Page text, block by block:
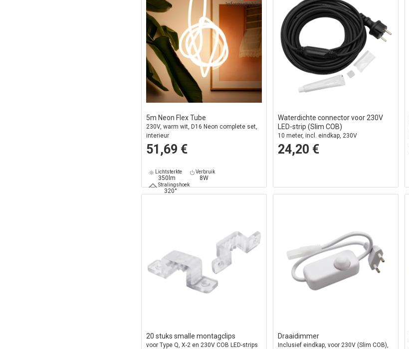
Informatieblad
5m Neon Flex Tube
230V, warm wit, D16 Neon complete set,
interieur
51,69 €
Lichtsterkte
350lm
Verbruik
8W
Stralingshoek
320°
Waterdichte connector voor 230V
LED-strip (Slim COB)
10 meter, incl. eindkap, 230V
24,20 €
20 stuks smalle montagclips
voor Type Q, X-2 en 230V COB LED-strips
Draaidimmer
Inclusief eindkap, voor 230V (Slim COB),